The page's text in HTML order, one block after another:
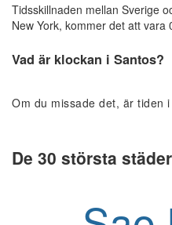
Tidsskillnaden mellan Sverige
New York, kommer det att vara
Vad är klockan i Santos?
Om du missade det, är tiden
De 30 största